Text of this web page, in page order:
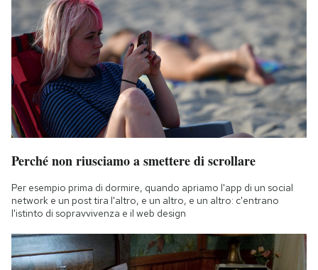
Perché non riusciamo a smettere di scrollare
Per esempio prima di dormire, quando apriamo l'app di un social
network e un post tira l'altro, e un altro, e un altro: c'entrano
l'istinto di sopravvivenza e il web design